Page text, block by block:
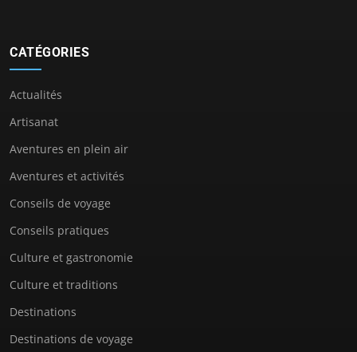
CATÉGORIES
Actualités
Artisanat
Aventures en plein air
Aventures et activités
Conseils de voyage
Conseils pratiques
Culture et gastronomie
Culture et traditions
Destinations
Destinations de voyage